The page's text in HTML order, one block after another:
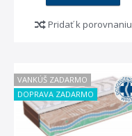
Pridať k porovnaniu
VANKÚŠ ZADARMO
DOPRAVA ZADARMO